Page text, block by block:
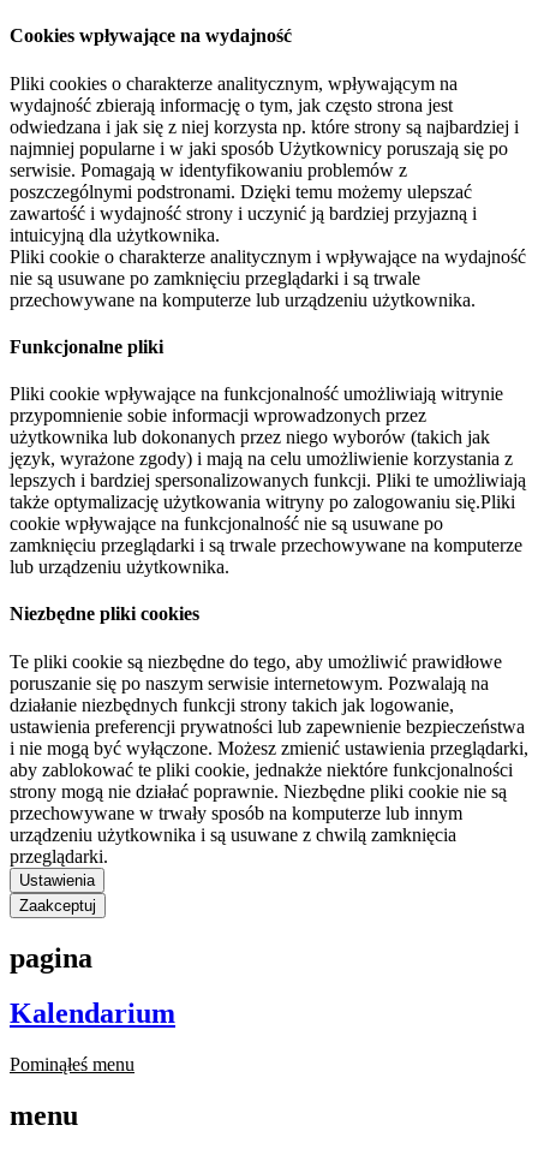
Cookies wpływające na wydajność
Pliki cookies o charakterze analitycznym, wpływającym na
wydajność zbierają informację o tym, jak często strona jest
odwiedzana i jak się z niej korzysta np. które strony są najbardziej i
najmniej popularne i w jaki sposób Użytkownicy poruszają się po
serwisie. Pomagają w identyfikowaniu problemów z
poszczególnymi podstronami. Dzięki temu możemy ulepszać
zawartość i wydajność strony i uczynić ją bardziej przyjazną i
intuicyjną dla użytkownika.
Pliki cookie o charakterze analitycznym i wpływające na wydajność
nie są usuwane po zamknięciu przeglądarki i są trwale
przechowywane na komputerze lub urządzeniu użytkownika.
Funkcjonalne pliki
Pliki cookie wpływające na funkcjonalność umożliwiają witrynie
przypomnienie sobie informacji wprowadzonych przez
użytkownika lub dokonanych przez niego wyborów (takich jak
język, wyrażone zgody) i mają na celu umożliwienie korzystania z
lepszych i bardziej spersonalizowanych funkcji. Pliki te umożliwiają
także optymalizację użytkowania witryny po zalogowaniu się.Pliki
cookie wpływające na funkcjonalność nie są usuwane po
zamknięciu przeglądarki i są trwale przechowywane na komputerze
lub urządzeniu użytkownika.
Niezbędne pliki cookies
Te pliki cookie są niezbędne do tego, aby umożliwić prawidłowe
poruszanie się po naszym serwisie internetowym. Pozwalają na
działanie niezbędnych funkcji strony takich jak logowanie,
ustawienia preferencji prywatności lub zapewnienie bezpieczeństwa
i nie mogą być wyłączone. Możesz zmienić ustawienia przeglądarki,
aby zablokować te pliki cookie, jednakże niektóre funkcjonalności
strony mogą nie działać poprawnie. Niezbędne pliki cookie nie są
przechowywane w trwały sposób na komputerze lub innym
urządzeniu użytkownika i są usuwane z chwilą zamknięcia
przeglądarki.
Ustawienia
Zaakceptuj
pagina
Kalendarium
Pominąłeś menu
menu